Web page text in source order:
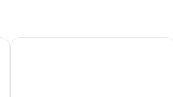
Nice apartment near Kudamm